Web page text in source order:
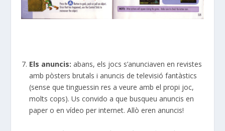
Els anuncis:abans, els jocs s’anunciaven en revistes
amb pòsters brutals i anuncis de televisió fantàstics
(sense que tinguessin res a veure amb el propi joc,
molts cops). Us convido a que busqueu anuncis en
paper o en vídeo per internet. Allò eren anuncis!